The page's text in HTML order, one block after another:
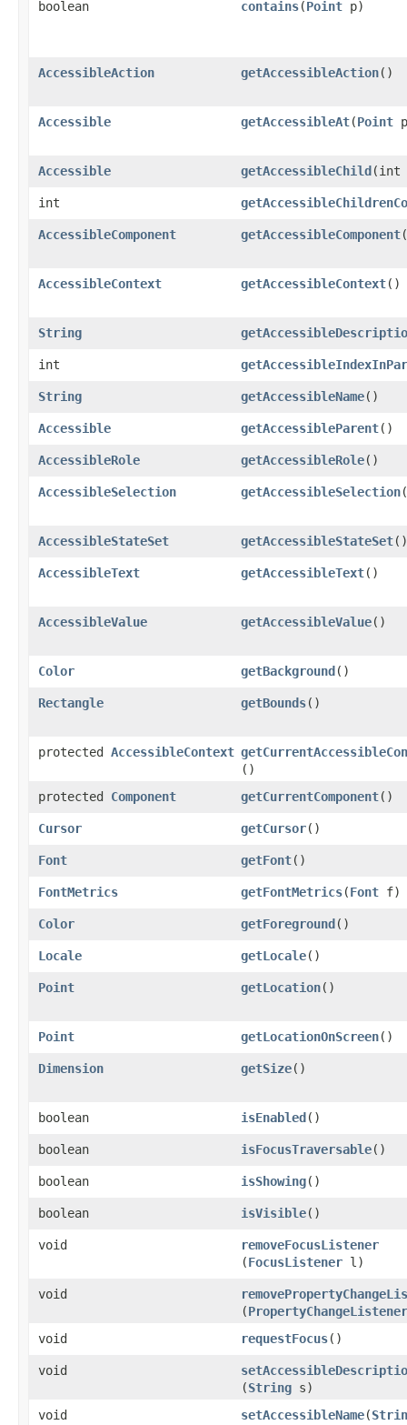
boolean
contains​(Point p)
AccessibleAction getAccessibleAction​()
Accessible getAccessibleAt​(Point
Accessible getAccessibleChild ​(int
int
AccessibleComponent getAccessibleComponent
AccessibleContext getAccessibleContext​()
String
int
String getAccessibleName​()
Accessible getAccessibleParent​()
AccessibleRole getAccessibleRole​()
AccessibleSelection getAccessibleSelection
AccessibleStateSet getAccessibleStateSet​()
AccessibleText getAccessibleText​()
AccessibleValue getAccessibleValue​()
Color getBackground ​()
Rectangle getBounds​()
protected AccessibleContext
()
protected Component getCurrentComponent​()
Cursor getCursor​()
Font getFont​()
FontMetrics getFontMetrics​(Font f)
Color getForeground ​()
Locale getLocale​()
Point getLocation​()
Point getLocationOnScreen​()
Dimension getSize​()
boolean isEnabled ​()
boolean isFocusTraversable​()
boolean isShowing​()
boolean isVisible​()
void removeFocusListener
(FocusListener l)
void
(PropertyChangeListener
void
requestFocus​()
void
(String s)
void
setAccessibleName​(